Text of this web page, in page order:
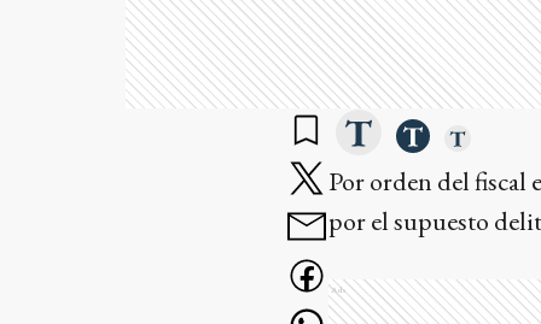
Por orden del fiscal
por el supuesto
Ads